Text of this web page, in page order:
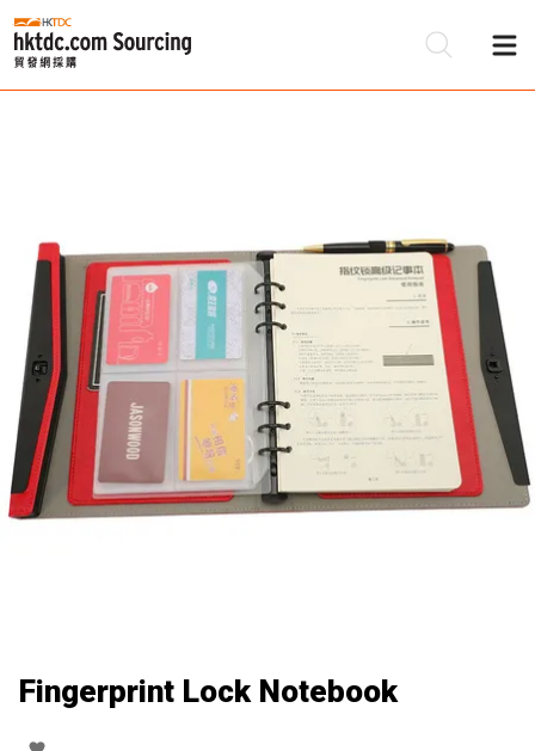
Fingerprint Lock Notebook